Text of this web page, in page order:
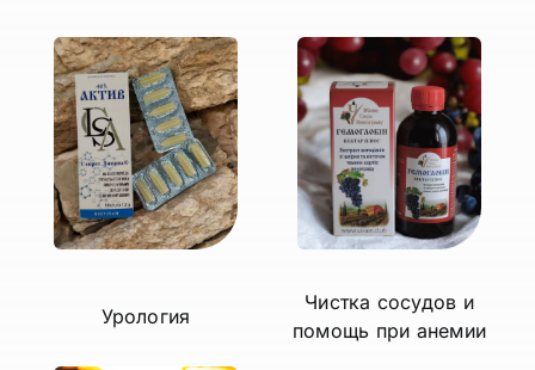
Урология
Чистка сосудов и
помощь при анемии